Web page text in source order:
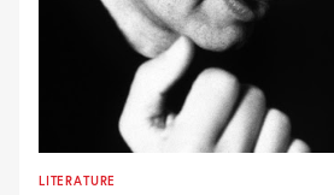
LITERATURE